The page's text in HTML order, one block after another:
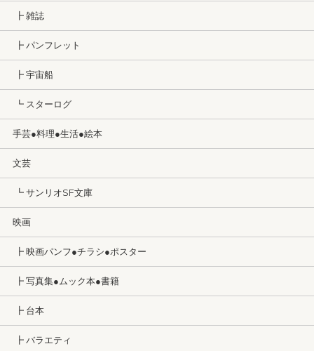
┣ 雑誌
┣ パンフレット
┣ 宇宙船
┗ スターログ
手芸●料理●生活●絵本
文芸
┗ サンリオSF文庫
映画
┣ 映画パンフ●チラシ●ポスター
┣ 写真集●ムック本●書籍
┣ 台本
┣ バラエティ